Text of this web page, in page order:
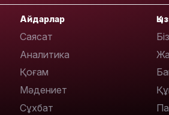
Айдарлар
Саясат
Аналитика
Қоғам
Мәдениет
Сұхбат